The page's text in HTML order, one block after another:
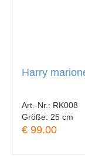
Harry
Art.-Nr.: RK008
Größe: 25 cm
€ 99.00